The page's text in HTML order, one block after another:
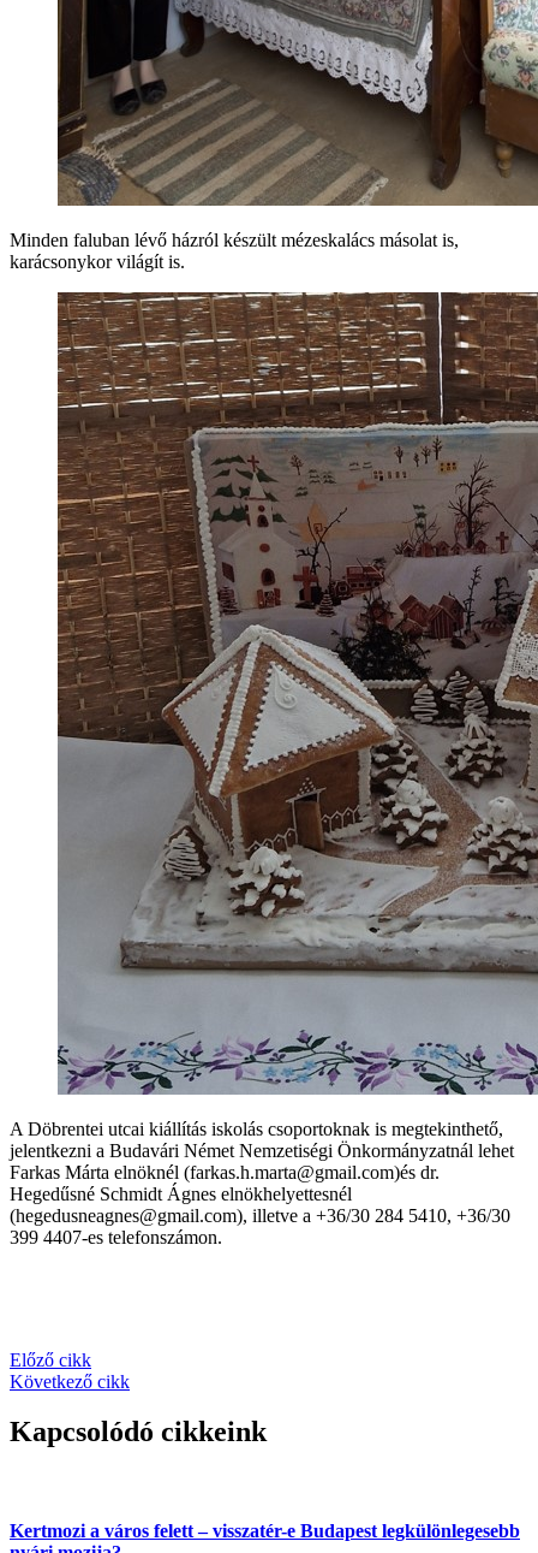
Minden faluban lévő házról készült mézeskalács másolat is,
karácsonykor világít is.
A Döbrentei utcai kiállítás iskolás csoportoknak is megtekinthető,
jelentkezni a Budavári Német Nemzetiségi Önkormányzatnál lehet
Farkas Márta elnöknél (farkas.h.marta@gmail.com)és dr.
Hegedűsné Schmidt Ágnes elnökhelyettesnél
(hegedusneagnes@gmail.com), illetve a +36/30 284 5410, +36/30
399 4407-es telefonszámon.
Előző cikk
Következő cikk
Kapcsolódó cikkeink
Kertmozi a város felett – visszatér-e Budapest legkülönlegesebb